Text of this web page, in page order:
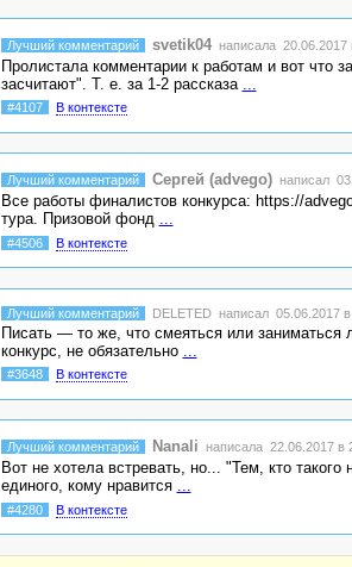
Лучший комментарий svetik04 написала 20.06.2017
Пролистала комментарии к работам и вот
засчитают". Т. е. за 1-2 рассказа
#4107 В контексте
Лучший комментарий Сергей (advego) написал
Все работы финалистов конкурса: https://
тура. Призовой фонд ...
#4506 В контексте
Лучший комментарий DELETED написал 05.06.2017
Писать — то же, что смеяться или
конкурс, не обязательно
#3648 В контексте
Лучший комментарий Nanali написала 22.06.2017 в
Вот не хотела встревать, но... "Тем, кто
единого, кому нравится ...
#4280 В контексте